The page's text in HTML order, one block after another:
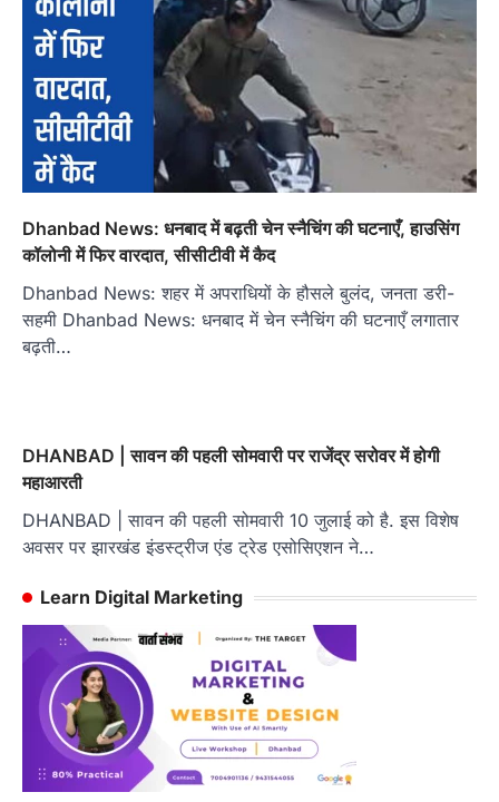
Dhanbad News: धनबाद में बढ़ती चेन स्नैचिंग की घटनाएँ, हाउसिंग
कॉलोनी में फिर वारदात, सीसीटीवी में कैद
Dhanbad News: शहर में अपराधियों के हौसले बुलंद, जनता डरी-
सहमी Dhanbad News: धनबाद में चेन स्नैचिंग की घटनाएँ लगातार
बढ़ती…
DHANBAD | सावन की पहली सोमवारी पर राजेंद्र सरोवर में होगी
महाआरती
DHANBAD | सावन की पहली सोमवारी 10 जुलाई को है. इस विशेष
अवसर पर झारखंड इंडस्ट्रीज एंड ट्रेड एसोसिएशन ने…
Learn Digital Marketing